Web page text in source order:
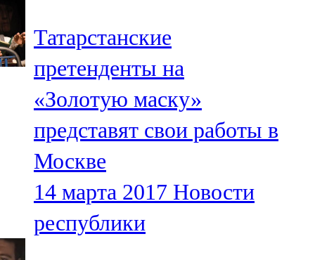
Татарстанские
претенденты на
«Золотую маску»
представят свои работы в
Москве
14 марта 2017 Новости
республики